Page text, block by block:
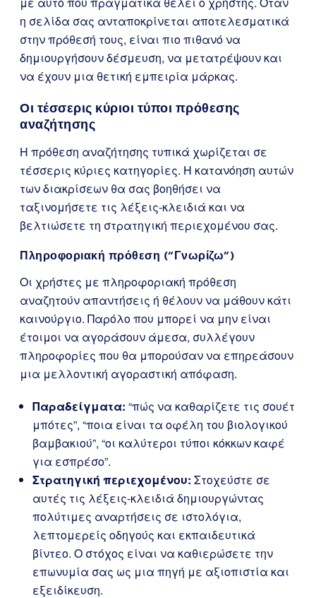
η σελίδα σας ανταποκρίνεται αποτελεσματικά
στην πρόθεσή τους, είναι πιο πιθανό να
δημιουργήσουν δέσμευση, να μετατρέψουν και
να έχουν μια θετική εμπειρία μάρκας.
Οι τέσσερις κύριοι τύποι πρόθεσης
αναζήτησης
Η πρόθεση αναζήτησης τυπικά χωρίζεται σε
τέσσερις κύριες κατηγορίες. Η κατανόηση αυτών
των διακρίσεων θα σας βοηθήσει να
ταξινομήσετε τις λέξεις-κλειδιά και να
βελτιώσετε τη στρατηγική περιεχομένου σας.
Πληροφοριακή πρόθεση (“Γνωρίζω”)
Οι χρήστες με πληροφοριακή πρόθεση
αναζητούν απαντήσεις ή θέλουν να μάθουν κάτι
καινούργιο. Παρόλο που μπορεί να μην είναι
έτοιμοι να αγοράσουν άμεσα, συλλέγουν
πληροφορίες που θα μπορούσαν να επηρεάσουν
μια μελλοντική αγοραστική απόφαση.
Παραδείγματα: “πώς να καθαρίζετε τις σουέτ
μπότες”, “ποια είναι τα οφέλη του βιολογικού
βαμβακιού”, “οι καλύτεροι τύποι κόκκων καφέ
για εσπρέσο”.
Στρατηγική περιεχομένου: Στοχεύστε σε
αυτές τις λέξεις-κλειδιά δημιουργώντας
πολύτιμες αναρτήσεις σε ιστολόγια,
λεπτομερείς οδηγούς και εκπαιδευτικά
βίντεο. Ο στόχος είναι να καθιερώσετε την
επωνυμία σας ως μια πηγή με αξιοπιστία και
εξειδίκευση.